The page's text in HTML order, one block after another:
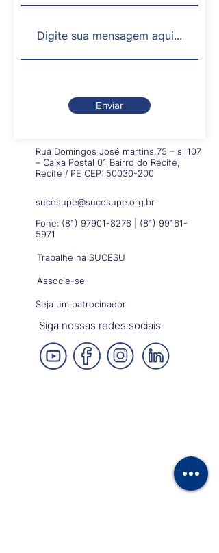
Enviar
Rua Domingos José martins,75 – sl 107
– Caixa Postal 01 Bairro do Recife,
Recife / PE CEP: 50030-200
sucesupe@sucesupe.org.br
Fone: (81) 97901-8276
(81) 99161-
5971
Trabalhe na SUCESU
Associe-se
Seja um patrocinador
Siga nossas redes sociais